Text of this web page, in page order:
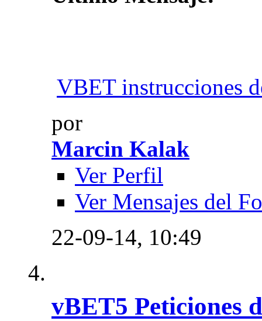
VBET instrucciones
por
Marcin Kalak
Ver Perfil
Ver Mensajes del
22-09-14, 10:49
vBET5 Peticiones